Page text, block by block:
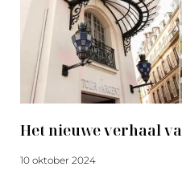
Het nieuwe verhaal
10 oktober 2024